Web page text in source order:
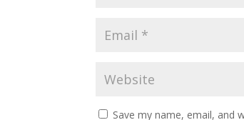
Save my name, email, and